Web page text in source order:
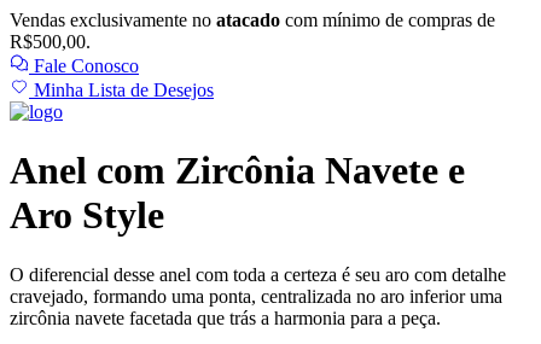
Vendas exclusivamente no atacado com mínimo de compras de
R$500,00.
Fale Conosco
Minha Lista de Desejos
Anel com Zircônia Navete e
Aro Style
O diferencial desse anel com toda a certeza é seu aro com detalhe
cravejado, formando uma ponta, centralizada no aro inferior uma
zircônia navete facetada que trás a harmonia para a peça.